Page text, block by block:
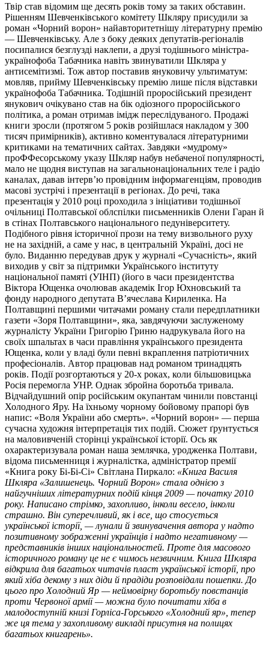
Твір став відомим ще десять років тому за таких обставин.
Рішенням Шевченківського комітету Шкляру присудили за
роман «Чорний ворон» найавторитетнішу літературну премію
— Шевченківську. Але з боку деяких депутатів-регіоналів
посипалися безглузді наклепи, а друзі тодішнього міністра-
українофоба Табачника навіть звинуватили Шкляра у
антисемітизмі. Тож автор поставив януковичу ультиматум:
мовляв, прийму Шевченківську премію лише після відставки
українофоба Табачника. Тодішній проросійський президент
янукович очікувано став на бік одіозного проросійського
політика, а роман отримав імідж переслідуваного. Продажі
книги зросли (протягом 5 років розійшлася накладом у 300
тисяч примірників), активно коментувалася літературними
критиками на тематичних сайтах. Завдяки «мудрому»
проФФесорському указу Шкляр набув небаченої популярності,
мало не щодня виступав на загальнонаціональних теле і радіо
каналах, давав інтерв’ю провідним інформагенціям, проводив
масові зустрічі і презентації в регіонах. До речі, така
презентація у 2010 році проходила з ініціативи тодішньої
очільниці Полтавської облспілки письменників Олени Гаран й
в стінах Полтавського національного педуніверситету.
Подібного рівня історичної прози на тему визвольного руху
не на західній, а саме у нас, в центральній Україні, досі не
було. Виданню передував друк у журналі «Сучасність», який
виходив у світ за підтримки Українського інституту
національної памяті (УІНП) (його в часи президентства
Віктора Ющенка очолював академік Ігор Юхновський та
фонду народного депутата В’ячеслава Кириленка. На
Полтавщині першими читачами роману стали передплатники
газети «Зоря Полтавщини», яка, завдячуючи заслуженому
журналісту України Григорію Гриню надрукувала його на
своїх шпальтах в часи правління українського президента
Ющенка, коли у владі були певні вкраплення патріотичних
професіоналів. Автор працював над романом тринадцять
років. Події розгортаються у 20-х роках, коли більшовицька
Росія перемогла УНР. Однак збройна боротьба тривала.
Відчайдушний опір російським окупантам чинили повстанці
Холодного Яру. На їхньому чорному бойовому прапорі був
напис: «Воля України або смерть». «Чорний ворон» — перша
сучасна художня інтерпретація тих подій. Сюжет ґрунтується
на маловивченій сторінці української історії. Ось як
охарактеризувала роман наша землячка, уродженка Полтави,
відома письменниця і журналістка, адміністратор премії
«Книга року Бі-Бі-Сі» Світлана Пиркало: «Книга Василя
Шкляра «Залишенець. Чорний Ворон» стала однією з
найгучніших літературних подій кінця 2009 — початку 2010
року. Написано стрімко, захопливо, інколи весело, інколи
страшно. Він суперечливий, як і все, що стосується
української історії, — лунали й звинувачення автора у надто
позитивному зображенні українців і надто негативному —
представників інших національностей. Проте для масового
історичного роману це не є чимось незвичним. Книга Шкляра
відкрила для багатьох читачів пласт української історії, про
який хіба декому з них діди й прадіди розповідали пошепки. До
цього про Холодний Яр — неймовірну боротьбу повстанців
проти Червоної армії — можна було почитати хіба в
малодоступній книзі Горліса-Горського «Холодний яр», тепер
же ця тема у захопливому викладі присутня на полицях
багатьох книгарень».